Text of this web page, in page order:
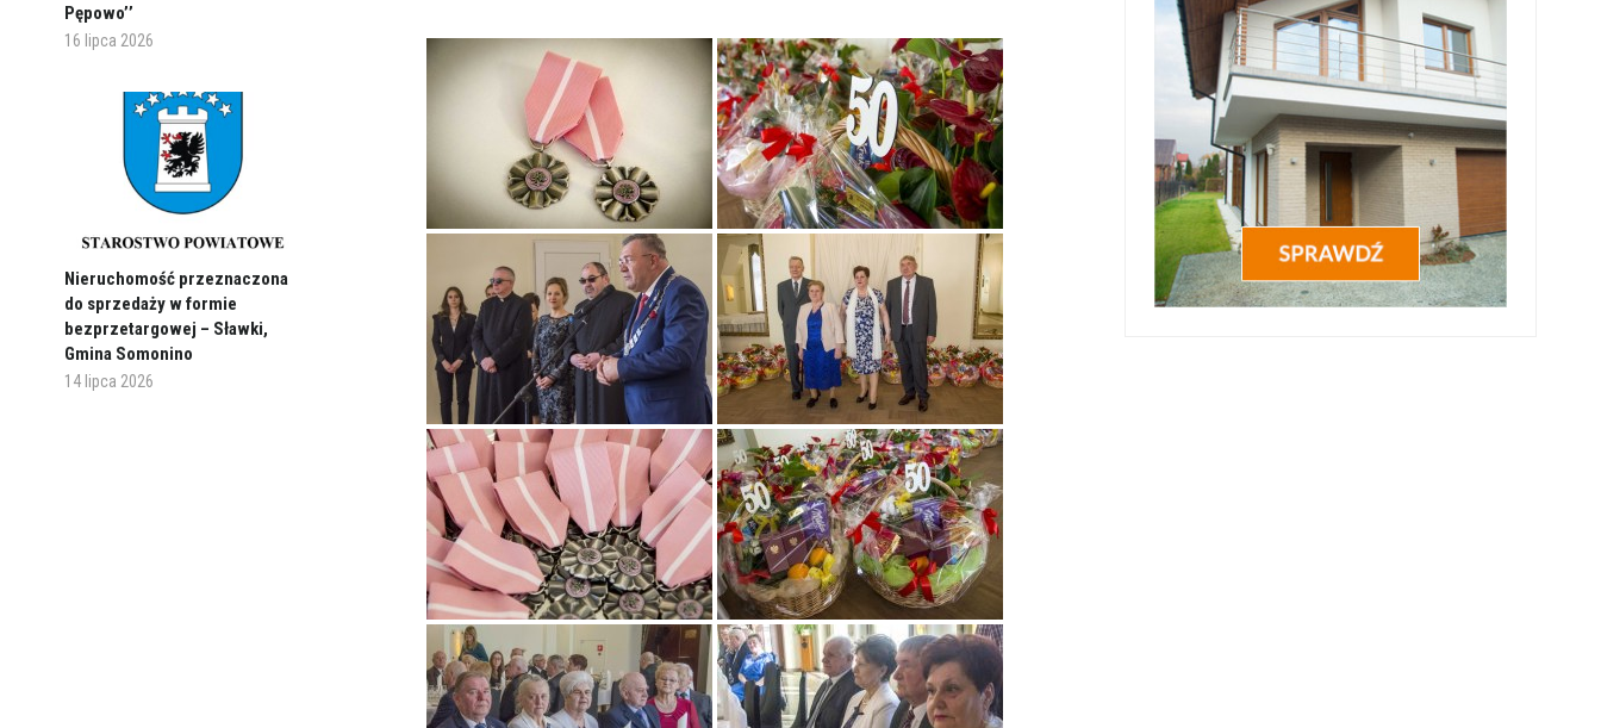
Pępowo’’
16 lipca 2026
Nieruchomość przeznaczona
do sprzedaży w formie
bezprzetargowej – Sławki,
Gmina Somonino
14 lipca 2026